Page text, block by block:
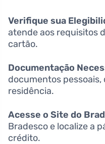
Verifique sua
atende aos requisitos
cartão.
Documentação
documentos
residência.
Acesse o Site do
Bradesco e localize a
crédito.